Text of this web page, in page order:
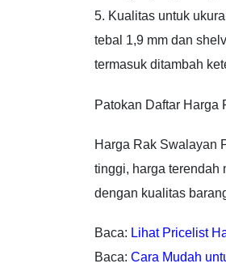
5. Kualitas untuk
tebal 1,9 mm dan
termasuk ditambah
Patokan Daftar Harga
Harga Rak Swalayan
tinggi, harga terendah
dengan kualitas
Baca: Lihat Pricelist
Baca: Cara Mudah